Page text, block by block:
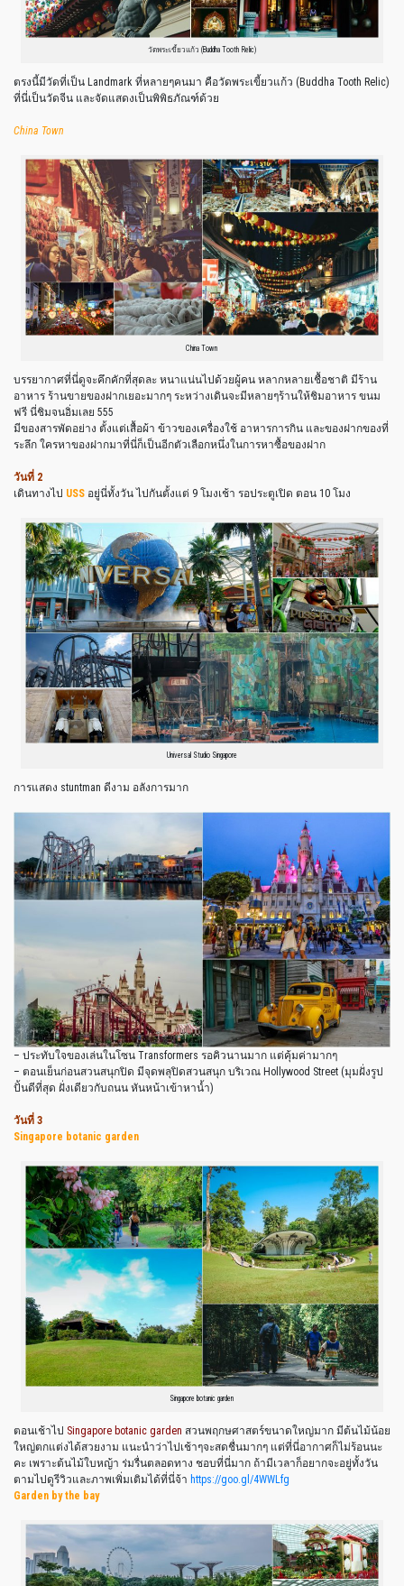
วัดพระเขี้ยวแก้ว (Buddha Tooth Relic)
ตรงนี้มีวัดที่เป็น Landmark ที่หลายๆคนมา คือวัดพระเขี้ยวแก้ว (Buddha Tooth Relic)
ที่นี่เป็นวัดจีน และจัดแสดงเป็นพิพิธภัณฑ์ด้วย
China Town
China Town
บรรยากาศที่นี่ดูจะคึกคักที่สุดละ หนาแน่นไปด้วยผู้คน หลากหลายเชื้อชาติ มีร้าน
อาหาร ร้านขายของฝากเยอะมากๆ ระหว่างเดินจะมีหลายๆร้านให้ชิมอาหาร ขนม
ฟรี นี่ชิมจนอิ่มเลย 555
มีของสารพัดอย่าง ตั้งแต่เสื้อผ้า ข้าวของเครื่องใช้ อาหารการกิน และของฝากของที่
ระลึก ใครหาของฝากมาที่นี่ก็เป็นอีกตัวเลือกหนึ่งในการหาซื้อของฝาก
วันที่ 2
เดินทางไป USS อยู่นี่ทั้งวัน ไปกันตั้งแต่ 9 โมงเช้า รอประตูเปิด ตอน 10 โมง
Universal Studio Singapore
การแสดง stuntman ดีงาม อลังการมาก
– ประทับใจของเล่นในโซน Transformers รอคิวนานมาก แต่คุ้มค่ามากๆ
– ตอนเย็นก่อนสวนสนุกปิด มีจุดพลุปิดสวนสนุก บริเวณ Hollywood Street (มุมฝั่งรูป
ปั้นดีที่สุด ฝั่งเดียวกับถนน หันหน้าเข้าหาน้ำ)
วันที่ 3
Singapore botanic garden
Singapore botanic garden
ตอนเช้าไป Singapore botanic garden สวนพฤกษศาสตร์ขนาดใหญ่มาก มีต้นไม้น้อย
ใหญ่ตกแต่งได้สวยงาม แนะนำว่าไปเช้าๆจะสดชื่นมากๆ แต่ที่นี่อากาศก็ไม่ร้อนนะ
คะ เพราะต้นไม้ใบหญ้า ร่มรื่นตลอดทาง ชอบที่นี่มาก ถ้ามีเวลาก็อยากจะอยู่ทั้งวัน
ตามไปดูรีวิวและภาพเพิ่มเติมได้ที่นี่จ้า https://goo.gl/4WWLfg
Garden by the bay